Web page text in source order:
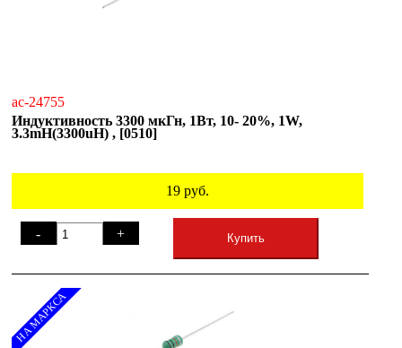
ac-24755
Индуктивность 3300 мкГн, 1Вт, 10- 20%, 1W,
3.3mH(3300uH) , [0510]
19 руб.
- + Купить
НА МАРКСА